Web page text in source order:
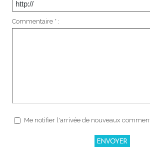
Commentaire * :
Me notifier l'arrivée de nouveaux